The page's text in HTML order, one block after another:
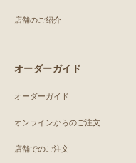
店舗のご紹介
オーダーガイド
オーダーガイド
オンラインからのご注文
店舗でのご注文